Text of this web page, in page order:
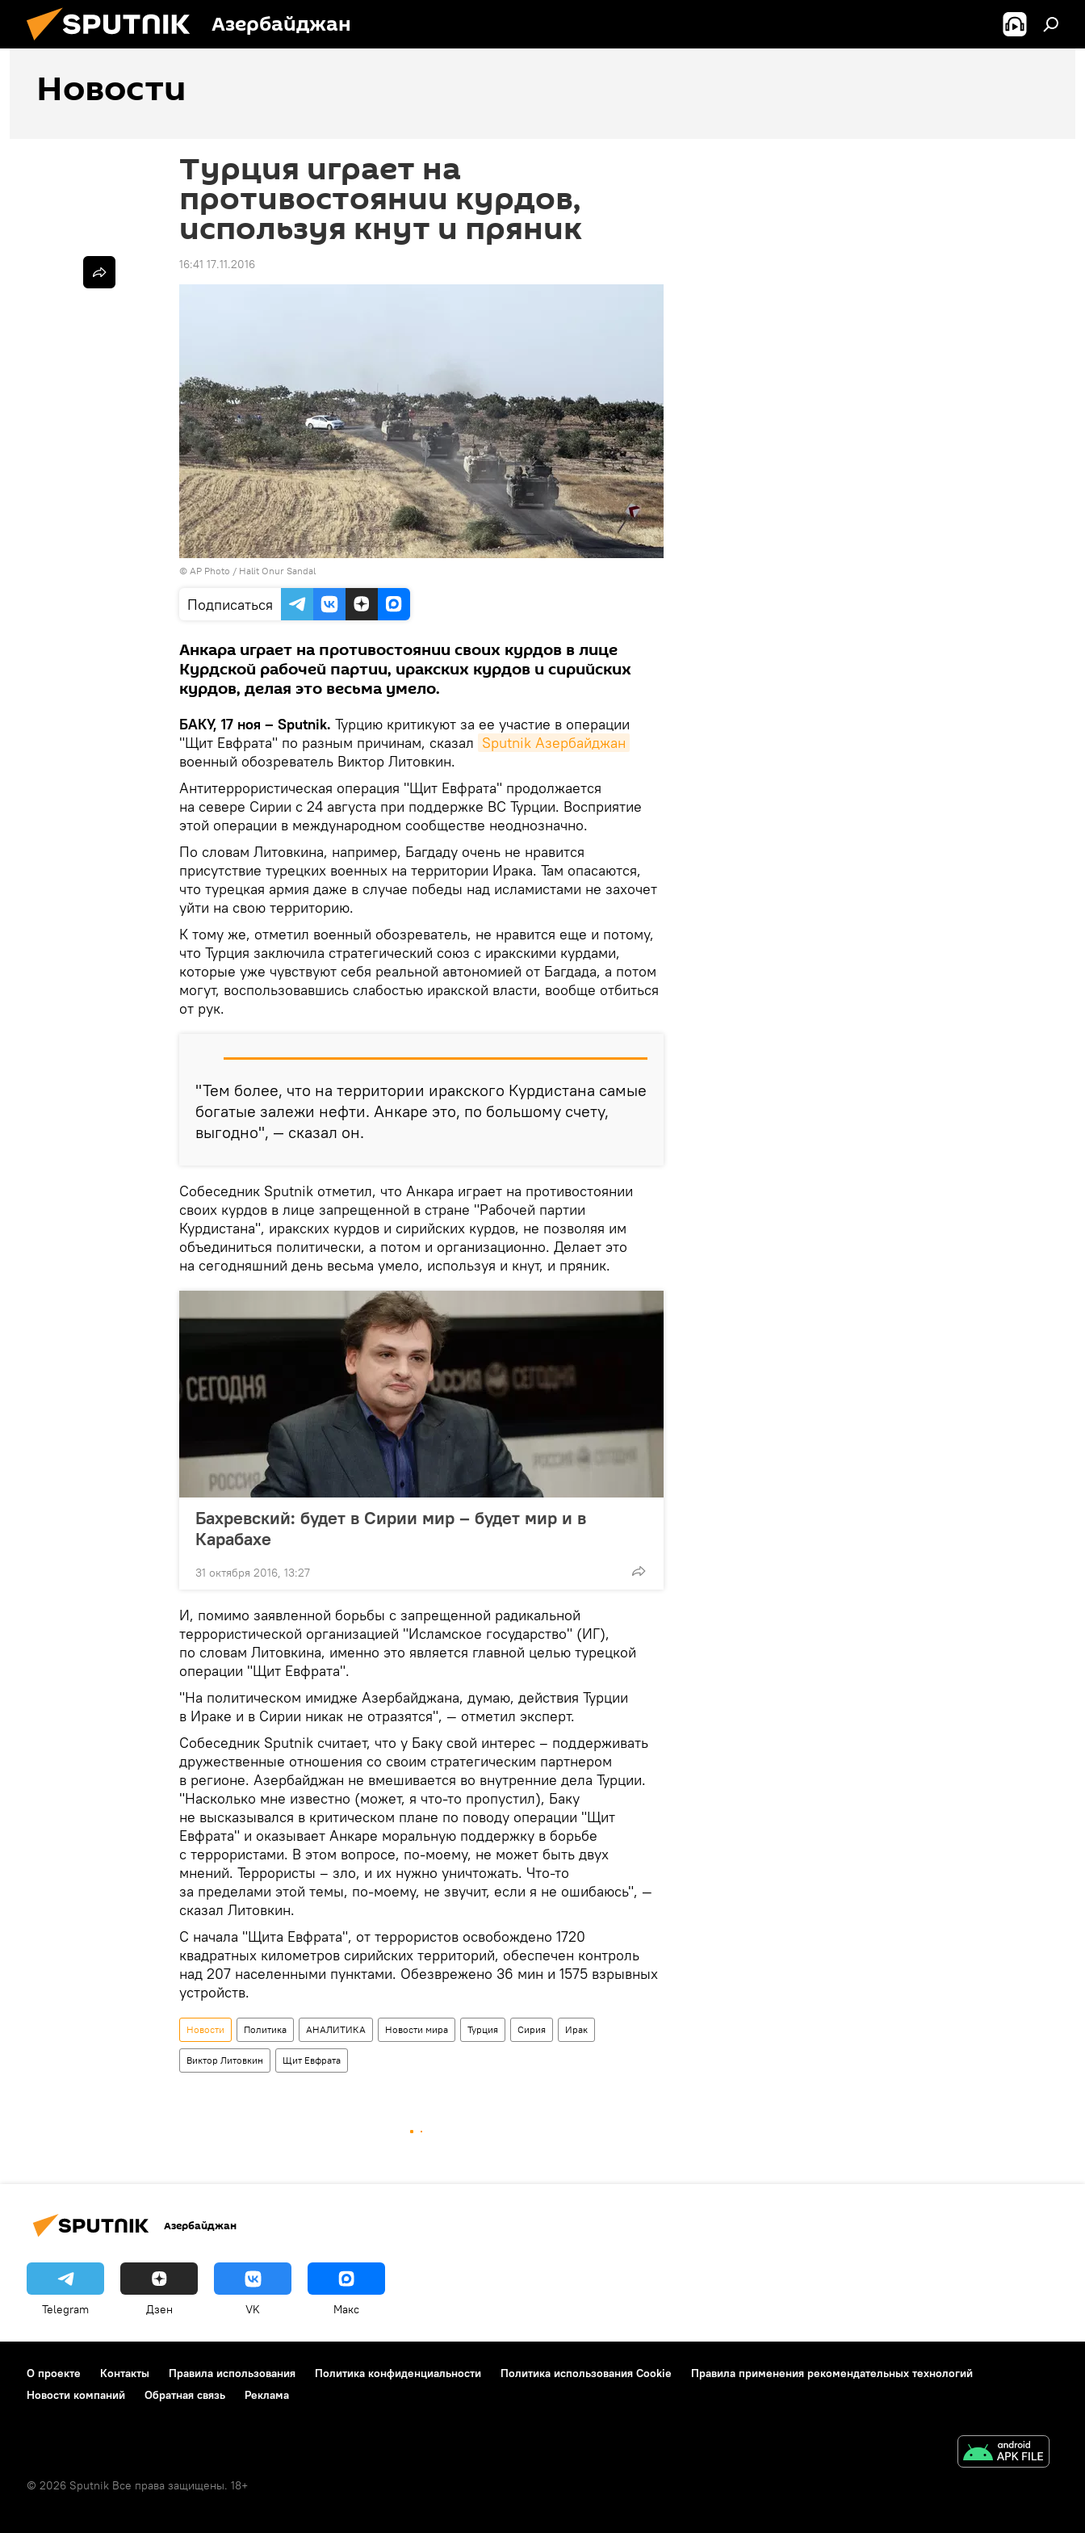
Азербайджан
Новости
Турция играет на
противостоянии курдов,
используя кнут и пряник
16:41 17.11.2016
© AP Photo / Halit Onur Sandal
Подписаться
Анкара играет на противостоянии своих курдов в лице
Курдской рабочей партии, иракских курдов и сирийских
курдов, делая это весьма умело.
БАКУ, 17 ноя – Sputnik. Турцию критикуют за ее участие в операции
"Щит Евфрата" по разным причинам, сказал Sputnik Азербайджан
военный обозреватель Виктор Литовкин.
Антитеррористическая операция "Щит Евфрата" продолжается
на севере Сирии с 24 августа при поддержке ВС Турции. Восприятие
этой операции в международном сообществе неоднозначно.
По словам Литовкина, например, Багдаду очень не нравится
присутствие турецких военных на территории Ирака. Там опасаются,
что турецкая армия даже в случае победы над исламистами не захочет
уйти на свою территорию.
К тому же, отметил военный обозреватель, не нравится еще и потому,
что Турция заключила стратегический союз с иракскими курдами,
которые уже чувствуют себя реальной автономией от Багдада, а потом
могут, воспользовавшись слабостью иракской власти, вообще отбиться
от рук.
"Тем более, что на территории иракского Курдистана самые
богатые залежи нефти. Анкаре это, по большому счету,
выгодно", — сказал он.
Собеседник Sputnik отметил, что Анкара играет на противостоянии
своих курдов в лице запрещенной в стране "Рабочей партии
Курдистана", иракских курдов и сирийских курдов, не позволяя им
объединиться политически, а потом и организационно. Делает это
на сегодняшний день весьма умело, используя и кнут, и пряник.
Бахревский: будет в Сирии мир – будет мир и в
Карабахе
31 октября 2016, 13:27
И, помимо заявленной борьбы с запрещенной радикальной
террористической организацией "Исламское государство" (ИГ),
по словам Литовкина, именно это является главной целью турецкой
операции "Щит Евфрата".
"На политическом имидже Азербайджана, думаю, действия Турции
в Ираке и в Сирии никак не отразятся", — отметил эксперт.
Собеседник Sputnik считает, что у Баку свой интерес – поддерживать
дружественные отношения со своим стратегическим партнером
в регионе. Азербайджан не вмешивается во внутренние дела Турции.
"Насколько мне известно (может, я что-то пропустил), Баку
не высказывался в критическом плане по поводу операции "Щит
Евфрата" и оказывает Анкаре моральную поддержку в борьбе
с террористами. В этом вопросе, по-моему, не может быть двух
мнений. Террористы – зло, и их нужно уничтожать. Что-то
за пределами этой темы, по-моему, не звучит, если я не ошибаюсь", —
сказал Литовкин.
С начала "Щита Евфрата", от террористов освобождено 1720
квадратных километров сирийских территорий, обеспечен контроль
над 207 населенными пунктами. Обезврежено 36 мин и 1575 взрывных
устройств.
Новости Политика АНАЛИТИКА Новости мира Турция Сирия Ирак
Виктор Литовкин Щит Евфрата
Азербайджан
Telegram Дзен VK Макс
О проекте Контакты Правила использования Политика конфиденциальности Политика использования Cookie
Правила применения рекомендательных технологий
Новости компаний
Обратная связь Реклама
© 2026 Sputnik Все права защищены. 18+